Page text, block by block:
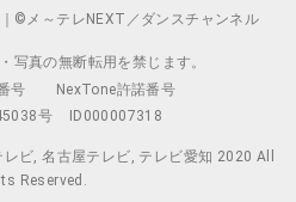
©メ～テレNEXT／ダンスチャンネル
写真の無断転用を禁じます。
号
NexTone許諾番号
号
ID000007318
ビ, 名古屋テレビ, テレビ愛知 2020 All
Reserved.